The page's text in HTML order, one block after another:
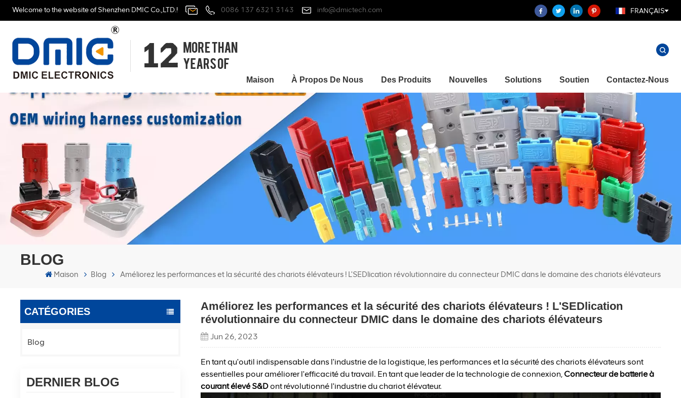
Welcome to the website of Shenzhen DMIC Co.,LTD.! 0086 137 6321 3143 info@dmictech.com FRANÇAIS
Maison À Propos De Nous Des Produits Nouvelles Solutions Soutien Contactez-Nous
BLOG
Maison Blog Améliorez les performances et la sécurité des chariots élévateurs ! L'SEDlication révolutionnaire du connecteur DMIC dans le domaine des chariots élévateurs
CATÉGORIES
Blog
DERNIER BLOG
Améliorez les performances et la sécurité des chariots élévateurs ! L'SEDlication
révolutionnaire du connecteur DMIC dans le domaine des chariots élévateurs
Jun 26, 2023
En tant qu'outil indispensable dans l'industrie de la logistique, les performances et la sécurité des chariots élévateurs sont
essentielles pour améliorer l'efficacité du travail. En tant que leader de la technologie de connexion, Connecteur de batterie à
courant élevé S&Dont révolutionné l'industrie du chariot élévateur.